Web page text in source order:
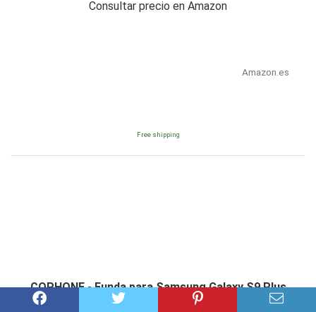
Consultar precio en Amazon
Amazon.es
Free shipping
COPHONE - Funda para Samsung Galaxy S9 Plus
100%Transparente 360 Grados Protección Completa...